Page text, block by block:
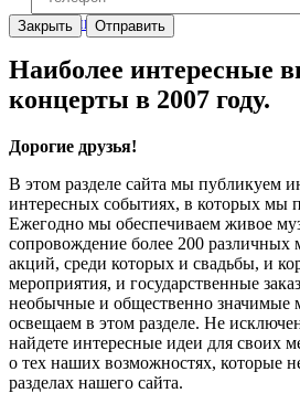
Закрыть Отправить
Цены
Наиболее интересные
концерты в 2007 году.
Дорогие друзья!
В этом разделе сайта мы публикуем
интересных событиях, в которых мы
Ежегодно мы обеспечиваем живое
сопровождение более 200
акций, среди которых и свадьбы, и
мероприятия, и государственные
необычные и общественно значимые
освещаем в этом разделе. Не
найдете интересные идеи для своих
о тех наших возможностях, которые
разделах нашего сайта.